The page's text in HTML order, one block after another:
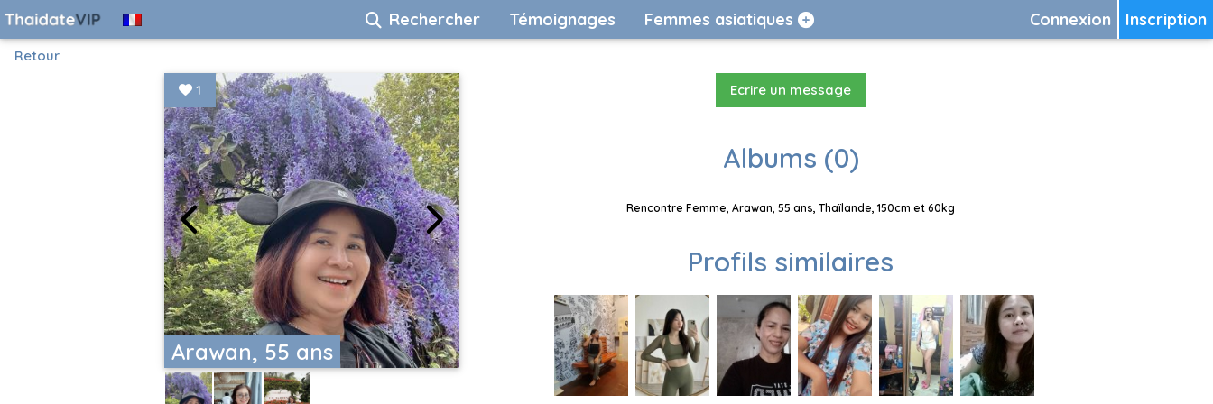
Inscription
Connexion
Rechercher Témoignages Femmes asiatiques
Retour
Arawan, 55 ans
1 Ecrire un message
Albums (0)
Rencontre Femme, Arawan, 55 ans, Thaïlande, 150cm et 60kg
Profils similaires